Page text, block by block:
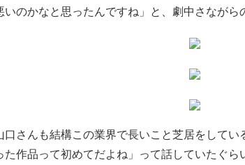
いのかなと思ったんですね」と、劇中さながら
口さんも結構この業界で長いこと芝居をして
た作品って初めてだよね」って話していたぐ